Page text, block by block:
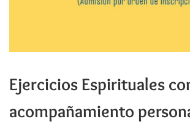
Ejercicios Espirituales
acompañamiento